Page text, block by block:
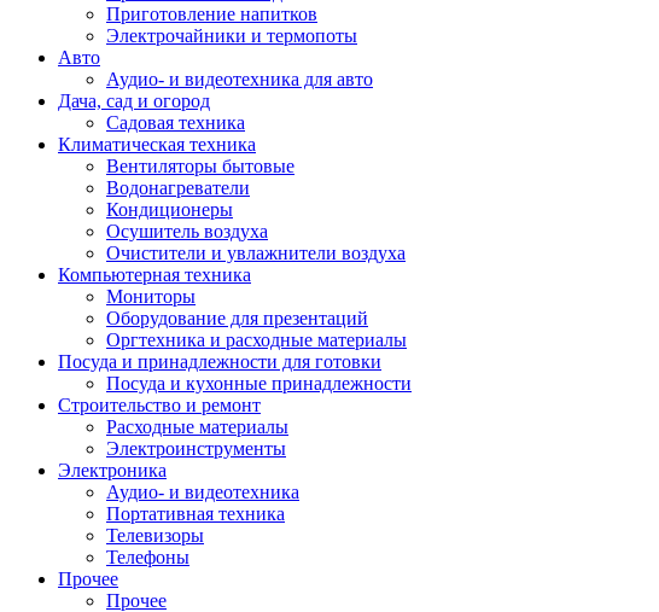
Приготовление напитков
Электрочайники и термопоты
Авто
Аудио- и видеотехника для авто
Дача, сад и огород
Садовая техника
Климатическая техника
Вентиляторы бытовые
Водонагреватели
Кондиционеры
Осушитель воздуха
Очистители и увлажнители воздуха
Компьютерная техника
Мониторы
Оборудование для презентаций
Оргтехника и расходные материалы
Посуда и принадлежности для готовки
Посуда и кухонные принадлежности
Строительство и ремонт
Расходные материалы
Электроинструменты
Электроника
Аудио- и видеотехника
Портативная техника
Телевизоры
Телефоны
Прочее
Прочее